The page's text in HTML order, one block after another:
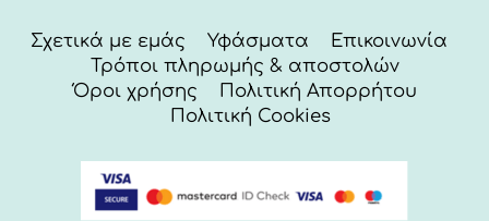
Σχετικά με εμάς Υφάσματα
Επικοινωνία
Τρόποι πληρωμής & αποστολών
Όροι χρήσης
Πολιτική Απορρήτου
Πολιτική Cookies